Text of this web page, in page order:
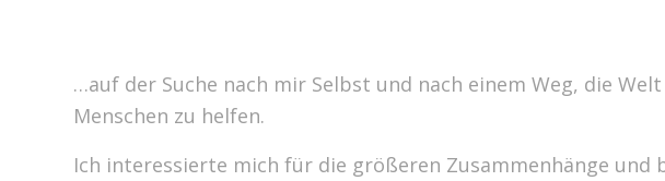
…auf der Suche nach mir Selbst und nach einem Weg, die
Menschen zu helfen.
Ich interessierte mich für die größeren Zusammenhänge und